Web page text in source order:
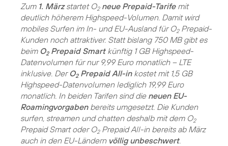
Zum 1. Märzstartet O2 neue Prepaid-Tarifemit
deutlich höherem Highspeed-Volumen. Damit wird
mobiles Surfen im In- und EU-Ausland für O2Prepaid-
Kunden noch attraktiver. Statt bislang 750 MB gibt es
beim O2Prepaid Smartkünftig 1 GB Highspeed-
Datenvolumen für nur 9,99 Euro monatlich – LTE
inklusive. Der O2Prepaid All-inkostet mit 1,5 GB
Highspeed-Datenvolumen lediglich 19,99 Euro
monatlich. In beiden Tarifen sind die neuen EU-
Roamingvorgabenbereits umgesetzt. Die Kunden
surfen, streamen und chatten deshalb mit dem O2
Prepaid Smart oder O2Prepaid All-in bereits ab März
auch in den EU-Ländernvöllig unbeschwert.